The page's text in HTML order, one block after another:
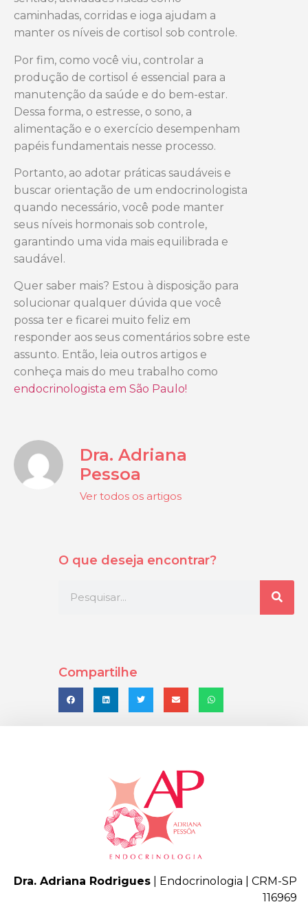
caminhadas, corridas e ioga ajudam a
manter os níveis de cortisol sob controle.
Por fim, como você viu, controlar a
produção de cortisol é essencial para a
manutenção da saúde e do bem-estar.
Dessa forma, o estresse, o sono, a
alimentação e o exercício desempenham
papéis fundamentais nesse processo.
Portanto, ao adotar práticas saudáveis e
buscar orientação de um endocrinologista
quando necessário, você pode manter
seus níveis hormonais sob controle,
garantindo uma vida mais equilibrada e
saudável.
Quer saber mais? Estou à disposição para
solucionar qualquer dúvida que você
possa ter e ficarei muito feliz em
responder aos seus comentários sobre este
assunto. Então, leia outros artigos e
conheça mais do meu trabalho como
endocrinologista em São Paulo!
Dra. Adriana
Pessoa
Ver todos os artigos
O que deseja encontrar?
Compartilhe
Dra. Adriana Rodrigues | Endocrinologia | CRM-SP
116969